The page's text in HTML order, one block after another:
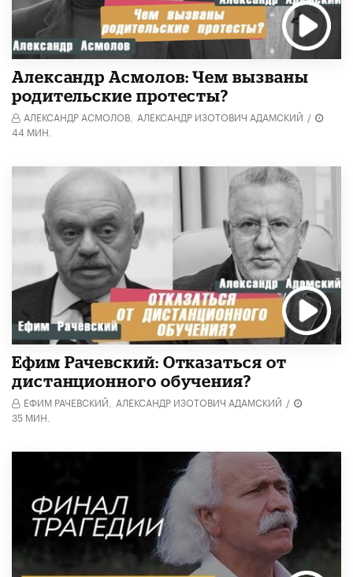
Александр Асмолов: Чем вызваны
родительские протесты?
АЛЕКСАНДР АСМОЛОВ, АЛЕКСАНДР ИЗОТОВИЧ АДАМСКИЙ /
44 МИН.
Ефим Рачевский: Отказаться от
дистанционного обучения?
ЕФИМ РАЧЕВСКИЙ, АЛЕКСАНДР ИЗОТОВИЧ АДАМСКИЙ /
35 МИН.